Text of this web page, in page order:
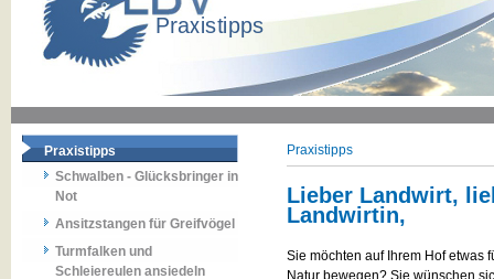
Praxistipps
Schwalben - Glücksbringer in
Not
Ansitzstangen für Greifvögel
Turmfalken und
Schleiereulen ansiedeln
Praxistipps
Lieber Landwirt,
Landwirtin,
Sie möchten auf Ihrem Hof etwas
Natur bewegen? Sie wünschen